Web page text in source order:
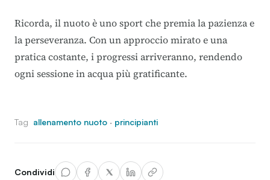
Ricorda, il nuoto è uno sport che premia la pazienza e
la perseveranza. Con un approccio mirato e una
pratica costante, i progressi arriveranno, rendendo
ogni sessione in acqua più gratificante.
Tag allenamento nuoto · principianti
Condividi